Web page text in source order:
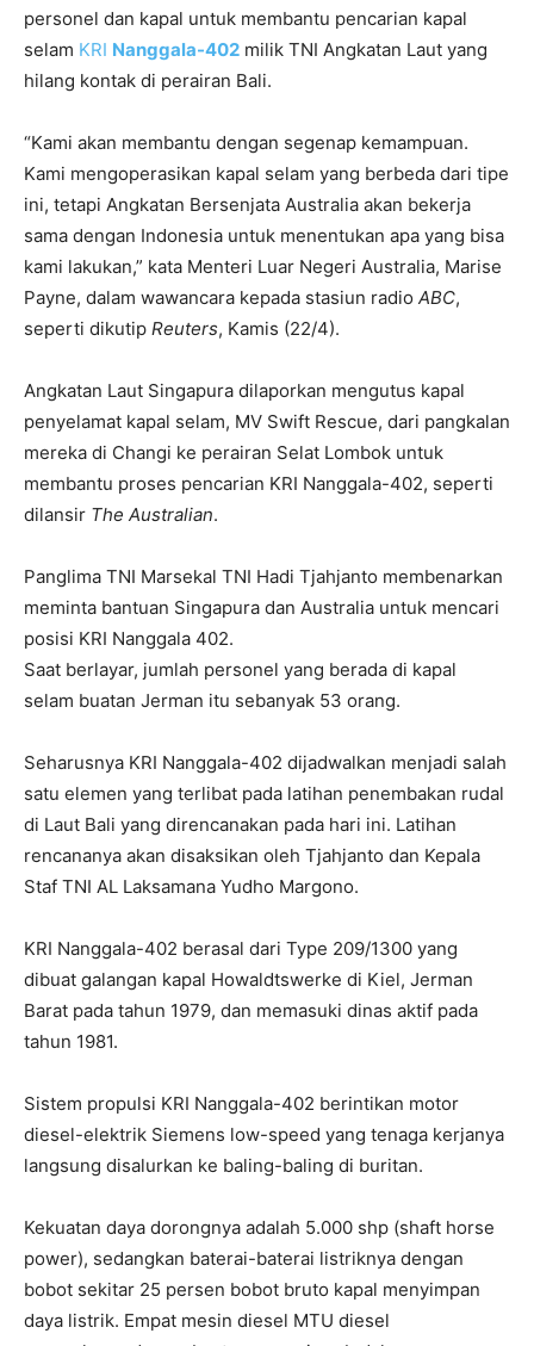
personel dan kapal untuk membantu pencarian kapal
selam KRI Nanggala-402 milik TNI Angkatan Laut yang
hilang kontak di perairan Bali.
“Kami akan membantu dengan segenap kemampuan.
Kami mengoperasikan kapal selam yang berbeda dari tipe
ini, tetapi Angkatan Bersenjata Australia akan bekerja
sama dengan Indonesia untuk menentukan apa yang bisa
kami lakukan,” kata Menteri Luar Negeri Australia, Marise
Payne, dalam wawancara kepada stasiun radio ABC,
seperti dikutip Reuters, Kamis (22/4).
Angkatan Laut Singapura dilaporkan mengutus kapal
penyelamat kapal selam, MV Swift Rescue, dari pangkalan
mereka di Changi ke perairan Selat Lombok untuk
membantu proses pencarian KRI Nanggala-402, seperti
dilansir The Australian.
Panglima TNI Marsekal TNI Hadi Tjahjanto membenarkan
meminta bantuan Singapura dan Australia untuk mencari
posisi KRI Nanggala 402.
Saat berlayar, jumlah personel yang berada di kapal
selam buatan Jerman itu sebanyak 53 orang.
Seharusnya KRI Nanggala-402 dijadwalkan menjadi salah
satu elemen yang terlibat pada latihan penembakan rudal
di Laut Bali yang direncanakan pada hari ini. Latihan
rencananya akan disaksikan oleh Tjahjanto dan Kepala
Staf TNI AL Laksamana Yudho Margono.
KRI Nanggala-402 berasal dari Type 209/1300 yang
dibuat galangan kapal Howaldtswerke di Kiel, Jerman
Barat pada tahun 1979, dan memasuki dinas aktif pada
tahun 1981.
Sistem propulsi KRI Nanggala-402 berintikan motor
diesel-elektrik Siemens low-speed yang tenaga kerjanya
langsung disalurkan ke baling-baling di buritan.
Kekuatan daya dorongnya adalah 5.000 shp (shaft horse
power), sedangkan baterai-baterai listriknya dengan
bobot sekitar 25 persen bobot bruto kapal menyimpan
daya listrik. Empat mesin diesel MTU diesel